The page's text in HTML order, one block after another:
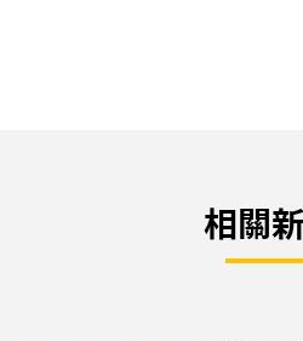
相關